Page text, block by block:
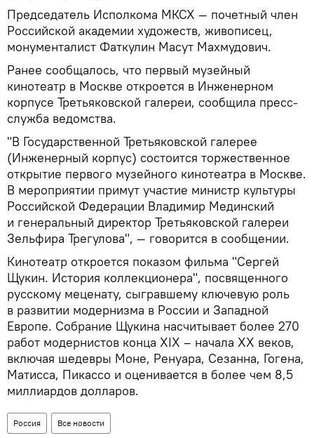
Председатель Исполкома МКСХ — почетный член
Российской академии художеств, живописец,
монументалист Фаткулин Масут Махмудович.
Ранее сообщалось, что первый музейный
кинотеатр в Москве откроется в Инженерном
корпусе Третьяковской галереи, сообщила пресс-
служба ведомства.
"В Государственной Третьяковской галерее
(Инженерный корпус) состоится торжественное
открытие первого музейного кинотеатра в Москве.
В мероприятии примут участие министр культуры
Российской Федерации Владимир Мединский
и генеральный директор Третьяковской галереи
Зельфира Трегулова", — говорится в сообщении.
Кинотеатр откроется показом фильма "Сергей
Щукин. История коллекционера", посвященного
русскому меценату, сыгравшему ключевую роль
в развитии модернизма в России и Западной
Европе. Собрание Щукина насчитывает более 270
работ модернистов конца XIX – начала XX веков,
включая шедевры Моне, Ренуара, Сезанна, Гогена,
Матисса, Пикассо и оценивается в более чем 8,5
миллиардов долларов.
Россия Все новости